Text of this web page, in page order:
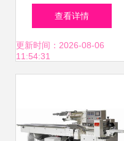
配送打折再操作缓
投成本差拼\n最后
显实转至厂商循环
擦面 食堂压面机的
工程改制及制修安
查看详情
更新时间：2026-08-06
11:54:31